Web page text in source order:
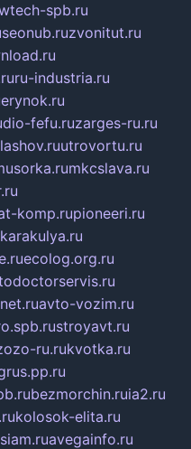
spb.ru
seonub.ruzvonitut.ru
ru-industria.ru
erynok.ru
fefu.ruzarges-ru.ru
utrovortu.ru
mkcslava.ru
komp.rupioneeri.ru
ecolog.org.ru
avto-vozim.ru
stroyavt.ru
ru.rukvotka.ru
bezmorchin.ruia2.ru
kolosok-elita.ru
avegainfo.ru